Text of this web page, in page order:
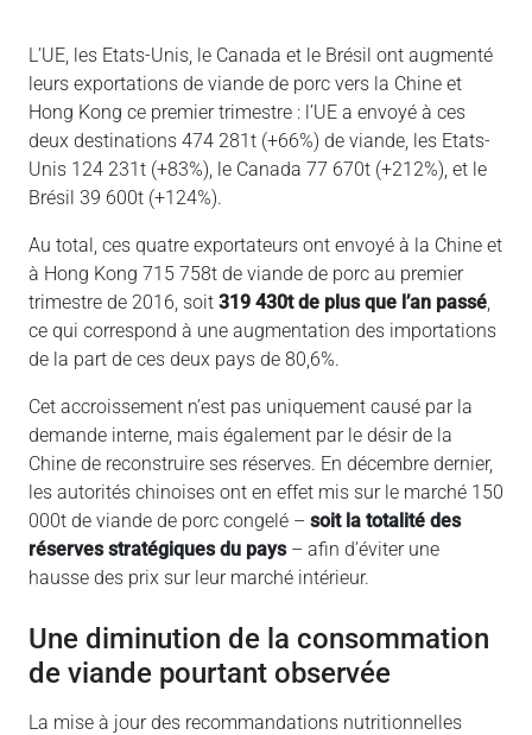
L’UE, les Etats-Unis, le Canada et le Brésil ont augmenté
leurs exportations de viande de porc vers la Chine et
Hong Kong ce premier trimestre : l’UE a envoyé à ces
deux destinations 474 281t (+66%) de viande, les Etats-
Unis 124 231t (+83%), le Canada 77 670t (+212%), et le
Brésil 39 600t (+124%).
Au total, ces quatre exportateurs ont envoyé à la Chine et
à Hong Kong 715 758t de viande de porc au premier
trimestre de 2016, soit 319 430t de plus que l’an passé
ce qui correspond à une augmentation des importations
de la part de ces deux pays de 80,6%.
Cet accroissement n’est pas uniquement causé par la
demande interne, mais également par le désir de la
Chine de reconstruire ses réserves. En décembre dernier,
les autorités chinoises ont en effet mis sur le marché 150
000t de viande de porc congelé – soit la totalité des
réserves stratégiques du pays– afin d’éviter une
hausse des prix sur leur marché intérieur.
Une diminution de la consommation
de viande pourtant observée
La mise à jour des recommandations nutritionnelles